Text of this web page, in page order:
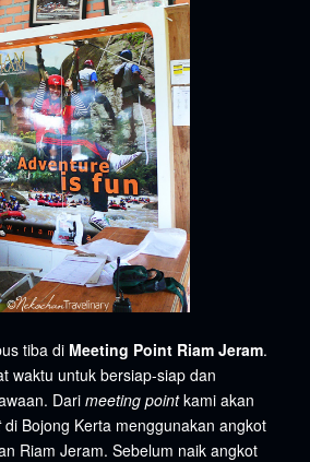
tiba di Meeting Point Riam Jeram.
waktu untuk bersiap-siap dan
Dari meeting pointkami akan
di Bojong Kerta menggunakan angkot
Riam Jeram. Sebelum naik angkot